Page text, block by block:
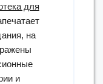
для
на
и